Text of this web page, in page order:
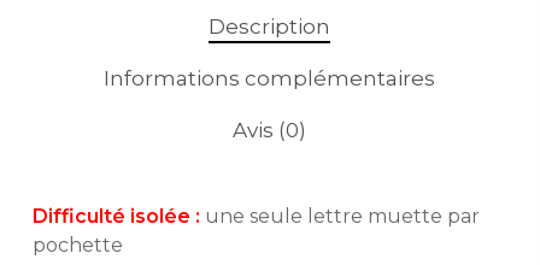
Description
Informations complémentaires
Avis (0)
Difficulté isolée : une seule lettre muette par
pochette